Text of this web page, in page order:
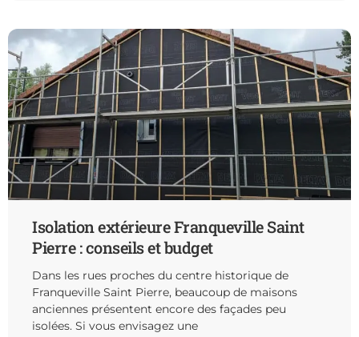
Isolation extérieure Franqueville Saint
Pierre : conseils et budget
Dans les rues proches du centre historique de
Franqueville Saint Pierre, beaucoup de maisons
anciennes présentent encore des façades peu
isolées. Si vous envisagez une